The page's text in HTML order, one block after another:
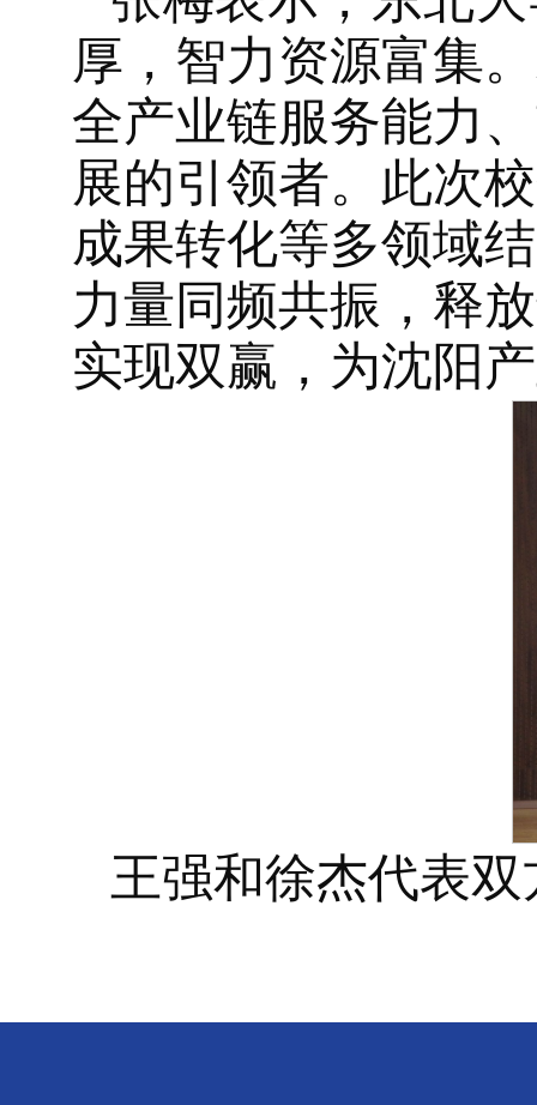
厚，智力资源富集
全产业链服务能力
展的引领者。此次
成果转化等多领域
力量同频共振，释
实现双赢，为沈阳
王强和徐杰代表